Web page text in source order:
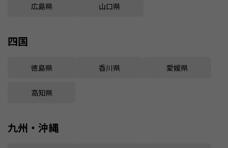
広島県 山口県
四国
徳島県 香川県 愛媛県
高知県
九州・沖縄